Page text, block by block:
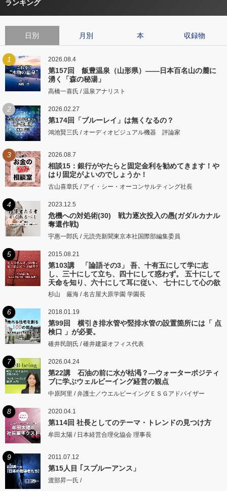
ランキング
日別 月別 本 収録物
1 2026.08.4
第157回 飯豊温泉（山形県）――日本百名山の麓に
湧く「森の秘湯」
高橋一喜氏 / 温泉アナリスト
2 2026.02.27
第174回「ブルーレイ」は無くなるの？
鴻池賢三氏 / オーディオビジュアル機器 評論家
3 2026.08.7
相談15：銀行がやたらと固定金利を勧めてきます！や
はり固定がよいのでしょうか！
古山喜章氏 / アイ・シー・オーコンサルティング社長
4 2023.12.5
危機への対処術(30) 戦力逐次投入の愚(ガダルカナル
奪還作戦)
宇惠一郎氏 / 元読売新聞東京本社国際部編集委員
5 2015.08.21
第103講 「論語その3」 吾、十有五にして学に志
し、三十にして立ち、四十にして惑わず。 五十にして
天命を知り、六十にして耳に従い、 七十にして心の欲
するところに従いて矩をこえず。
杉山 厳海 / 名古屋大原学園 学園長
6 2018.01.19
第99回 横引き排水管や竪排水管の設置箇所には「 点
検口 」が必要。
碓井民朗氏 / 碓井建築オフィス代表
7 2026.04.24
第22講 石油の前に水が枯渇？―ウォーターポジティ
ブに学ぶウェルビーイング経営の観点
中原阿里 / 弁護士／ウエルビーイングＥＳＧアドバイザー
8 2020.04.1
第114回 社長としてのテーマ・トレンドの見つけ方
牟田太陽 / 日本経営合理化協会 理事長
9 2011.07.12
第15人目 ｢スプルーアンス」
渡部昇一氏 /